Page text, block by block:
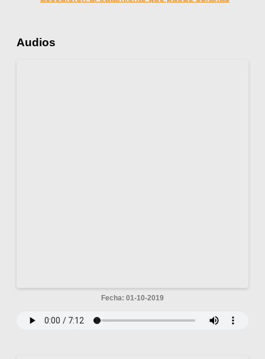
Audios
Fecha: 01-10-2019